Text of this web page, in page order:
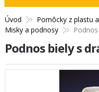
Úvod Pomôcky z plastu
Misky a podnosy
Podnos biely s